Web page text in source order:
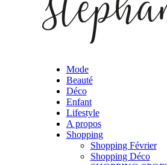
Mode
Beauté
Déco
Enfant
Lifestyle
A propos
Shopping
Shopping Février
Shopping Déco